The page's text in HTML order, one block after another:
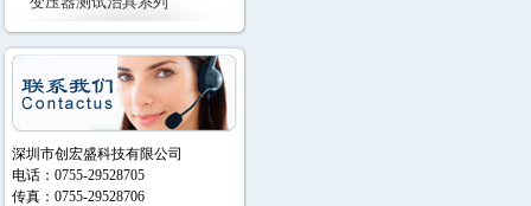
深圳市创宏盛科技有限公司
电话：0755-29528705
传真：0755-29528706